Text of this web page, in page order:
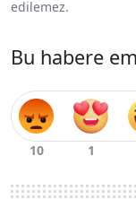
edilemez.
Bu habere